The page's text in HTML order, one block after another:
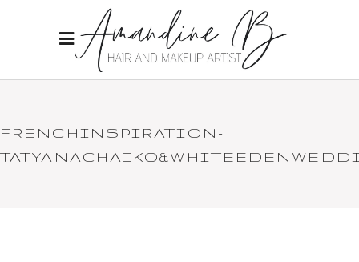
FRENCHINSPIRATION-